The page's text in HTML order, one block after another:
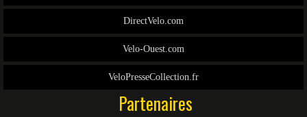
DirectVelo.com
Velo-Ouest.com
VeloPresseCollection.fr
Partenaires